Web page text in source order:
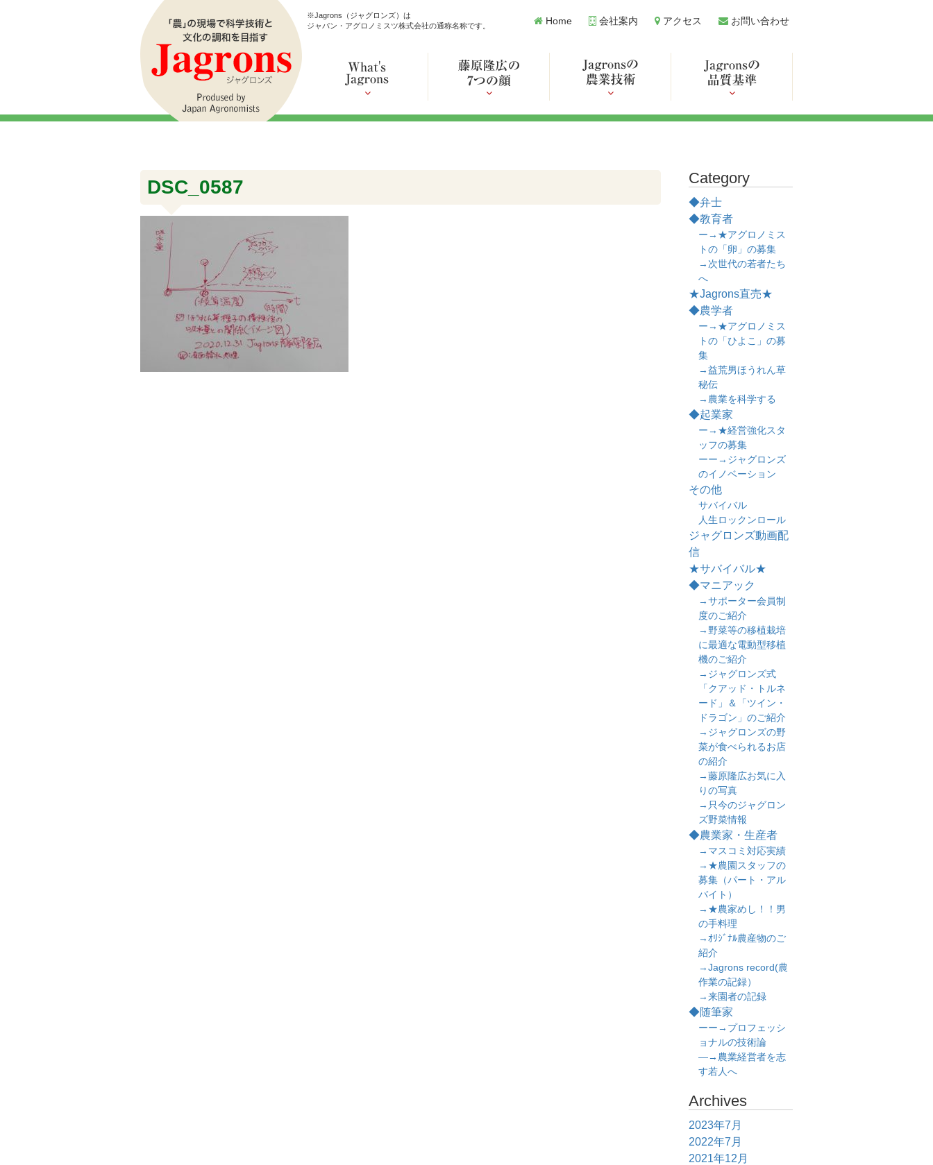
※Jagrons（ジャグロンズ）は
ジャパン・アグロノミスツ株式会社の通称名称です。
Home 会社案内 アクセス お問い合わせ
DSC_0587 Category
◆弁士
◆教育者
ー→★アグロノミス
トの「卵」の募集
→次世代の若者たち
へ
★Jagrons直売★
◆農学者
ー→★アグロノミス
トの「ひよこ」の募
集
→益荒男ほうれん草
秘伝
→農業を科学する
◆起業家
ー→★経営強化スタ
ッフの募集
ーー→ジャグロンズ
のイノベーション
その他
サバイバル
人生ロックンロール
ジャグロンズ動画配
信
★サバイバル★
◆マニアック
→サポーター会員制
度のご紹介
→野菜等の移植栽培
に最適な電動型移植
機のご紹介
→ジャグロンズ式
「クアッド・トルネ
ード」＆「ツイン・
ドラゴン」のご紹介
→ジャグロンズの野
菜が食べられるお店
の紹介
→藤原隆広お気に入
りの写真
→只今のジャグロン
ズ野菜情報
◆農業家・生産者
→マスコミ対応実績
→★農園スタッフの
募集（パート・アル
バイト）
→★農家めし！！男
の手料理
→ｵﾘｼﾞﾅﾙ農産物のご
紹介
→Jagrons record(農
作業の記録）
→来園者の記録
◆随筆家
ーー→プロフェッシ
ョナルの技術論
―→農業経営者を志
す若人へ
Archives
2023年7月
2022年7月
2021年12月